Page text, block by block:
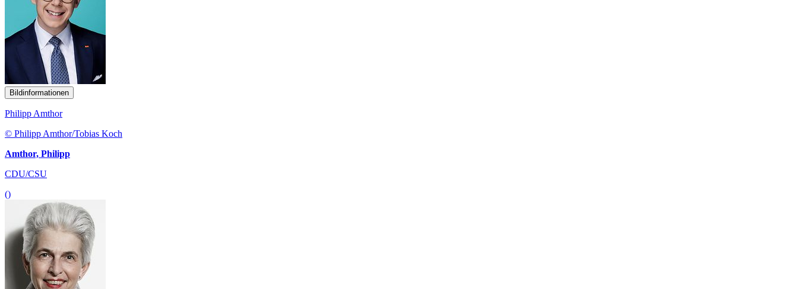
Bildinformationen
Philipp Amthor
© Philipp Amthor/Tobias Koch
Amthor, Philipp
CDU/CSU
()